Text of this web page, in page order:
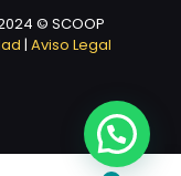
© SCOOP
| Aviso Legal